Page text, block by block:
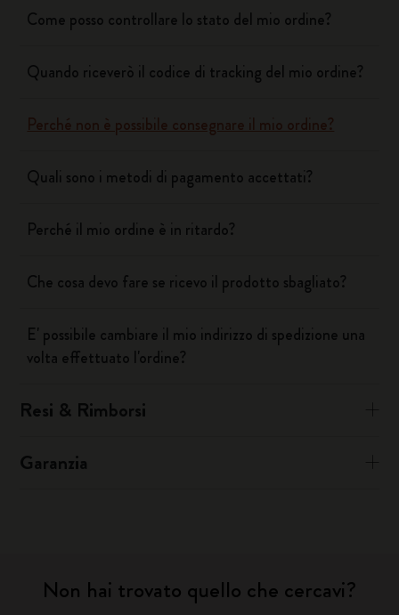
Come posso controllare lo stato del mio ordine?
Quando riceverò il codice di tracking del mio ordine?
Perché non è possibile consegnare il mio ordine?
Quali sono i metodi di pagamento accettati?
Perché il mio ordine è in ritardo?
Che cosa devo fare se ricevo il prodotto sbagliato?
E' possibile cambiare il mio indirizzo di spedizione una
volta effettuato l'ordine?
Resi & Rimborsi
Garanzia
Non hai trovato quello che cercavi?